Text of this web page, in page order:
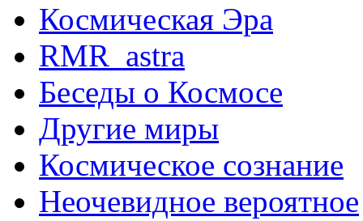
Космическая Эра
RMR_astra
Беседы о Космосе
Другие миры
Космическое сознание
Неочевидное вероятное